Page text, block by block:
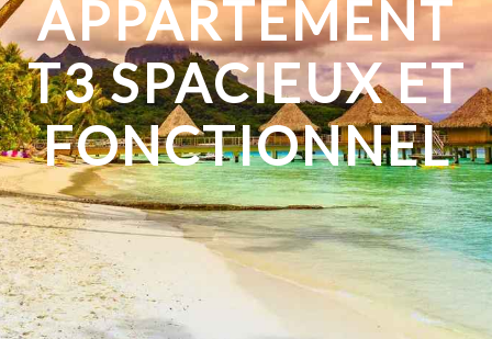
APPARTEMENT
T3 SPACIEUX ET
FONCTIONNEL